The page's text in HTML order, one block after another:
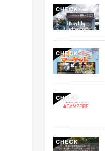
CHECK
CHECK
CHECK
CHECK